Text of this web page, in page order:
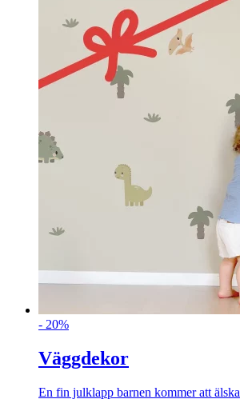
- 20%
Väggdekor
En fin julklapp barnen kommer att älska